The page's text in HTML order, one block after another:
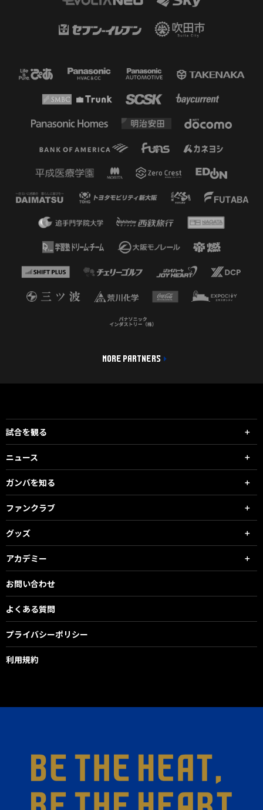
MORE PARTNERS
試合を観る
ニュース
ガンバを知る
ファンクラブ
グッズ
アカデミー
お問い合わせ
よくある質問
プライバシーポリシー
利用規約